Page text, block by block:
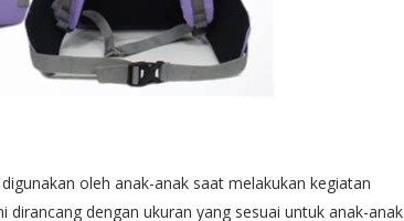
oleh anak-anak saat melakukan kegiatan
dengan ukuran yang sesuai untuk anak-anak